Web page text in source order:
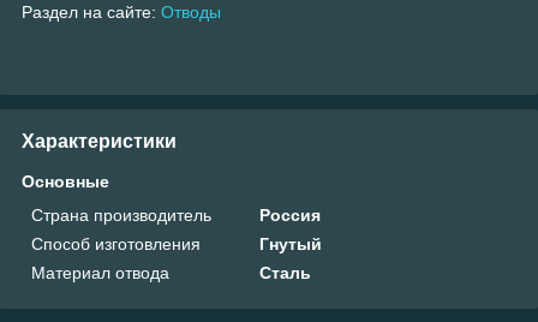
Раздел на сайте: Отводы
Характеристики
Основные
Страна производитель
Россия
Способ изготовления
Гнутый
Материал отвода
Сталь